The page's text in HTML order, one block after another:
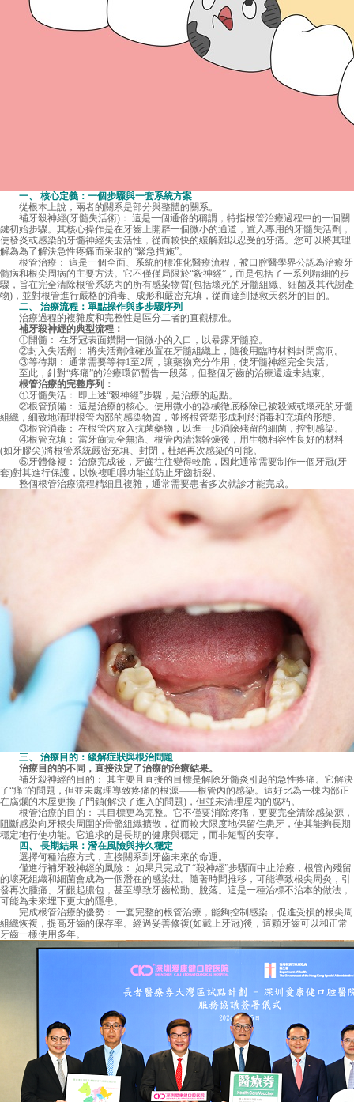
一、 核心定義：一個步驟與一套系統方案
從根本上說，兩者的關系是部分與整體的關系。
補牙殺神經(牙髓失活術)： 這是一個通俗的稱謂，特指根管治療過程中的一個關
鍵初始步驟。其核心操作是在牙齒上開辟一個微小的通道，置入專用的牙髓失活劑，
使發炎或感染的牙髓神經失去活性，從而較快的緩解難以忍受的牙痛。您可以將其理
解為為了解決急性疼痛而采取的“緊急措施”。
根管治療： 這是一個全面、系統的標准化醫療流程，被口腔醫學界公認為治療牙
髓病和根尖周病的主要方法。它不僅僅局限於“殺神經”，而是包括了一系列精細的步
驟，旨在完全清除根管系統內的所有感染物質(包括壞死的牙髓組織、細菌及其代謝產
物)，並對根管進行嚴格的消毒、成形和嚴密充填，從而達到拯救天然牙的目的。
二、 治療流程：單點操作與多步驟序列
治療過程的複雜度和完整性是區分二者的直觀標准。
補牙殺神經的典型流程：
①開髓： 在牙冠表面鑽開一個微小的入口，以暴露牙髓腔。
②封入失活劑： 將失活劑准確放置在牙髓組織上，隨後用臨時材料封閉窩洞。
③等待期： 通常需要等待1至2周，讓藥物充分作用，使牙髓神經完全失活。
至此，針對“疼痛”的治療環節暫告一段落，但整個牙齒的治療還遠未結束。
根管治療的完整序列：
①牙髓失活： 即上述“殺神經”步驟，是治療的起點。
②根管預備： 這是治療的核心。使用微小的器械徹底移除已被殺滅或壞死的牙髓
組織，細致地清理根管內部的感染物質，並將根管塑形成利於消毒和充填的形態。
③根管消毒： 在根管內放入抗菌藥物，以進一步消除殘留的細菌，控制感染。
④根管充填： 當牙齒完全無痛、根管內清潔幹燥後，用生物相容性良好的材料
(如牙膠尖)將根管系統嚴密充填、封閉，杜絕再次感染的可能。
⑤牙體修複： 治療完成後，牙齒往往變得較脆，因此通常需要制作一個牙冠(牙
套)對其進行保護，以恢複咀嚼功能並防止牙齒折裂。
整個根管治療流程精細且複雜，通常需要患者多次就診才能完成。
三、 治療目的：緩解症狀與根治問題
治療目的的不同，直接決定了治療的治療結果。
補牙殺神經的目的： 其主要且直接的目標是解除牙髓炎引起的急性疼痛。它解決
了“痛”的問題，但並未處理導致疼痛的根源——根管內的感染。這好比為一棟內部正
在腐爛的木屋更換了門鎖(解決了進入的問題)，但並未清理屋內的腐朽。
根管治療的目的： 其目標更為完整。它不僅要消除疼痛，更要完全清除感染源，
阻斷感染向牙根尖周圍的骨骼組織擴散，從而較大限度地保留住患牙，使其能夠長期
穩定地行使功能。它追求的是長期的健康與穩定，而非短暫的安寧。
四、 長期結果：潛在風險與持久穩定
選擇何種治療方式，直接關系到牙齒未來的命運。
僅進行補牙殺神經的風險： 如果只完成了“殺神經”步驟而中止治療，根管內殘留
的壞死組織和細菌會成為一個潛在的感染灶。隨著時間推移，可能導致根尖周炎，引
發再次腫痛、牙齦起膿包，甚至導致牙齒松動、脫落。這是一種治標不治本的做法，
可能為未來埋下更大的隱患。
完成根管治療的優勢： 一套完整的根管治療，能夠控制感染，促進受損的根尖周
組織恢複，提高牙齒的保存率。經過妥善修複(如戴上牙冠)後，這顆牙齒可以和正常
牙齒一樣使用多年。